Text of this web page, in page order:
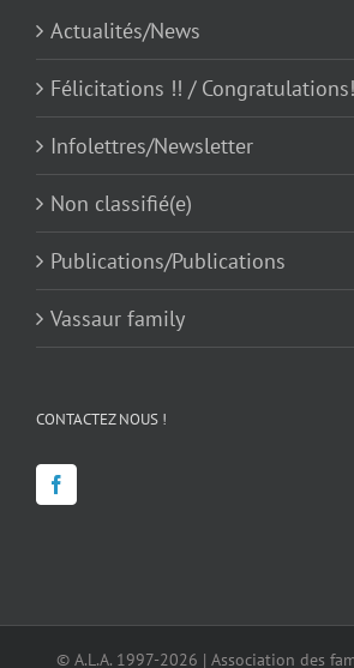
Actualités/News
Félicitations !! /
Infolettres/Newsletter
Non classifié(e)
Publications/Publications
Vassaur family
CONTACTEZ NOUS !
© A.L.A. 1997-2026 | Association des